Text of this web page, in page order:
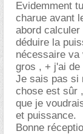
Evidemment
charue avant
abord
déduire la
nécessaire
gros , + j'ai de
Je sais pas si
chose est sûr
que je
et puissance.
Bonne